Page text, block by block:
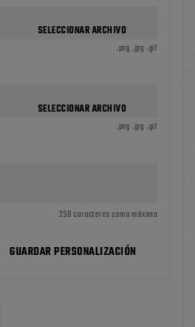
SELECCIONAR ARCHIVO
.png .jpg .gif
SELECCIONAR ARCHIVO
.png .jpg .gif
250 caracteres como máximo
GUARDAR PERSONALIZACIÓN